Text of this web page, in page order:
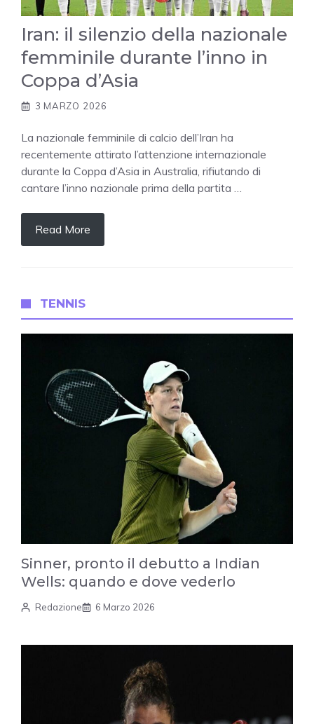
Iran: il silenzio della nazionale
femminile durante l’inno in
Coppa d’Asia
3 MARZO 2026
La nazionale femminile di calcio dell’Iran ha
recentemente attirato l’attenzione internazionale
durante la Coppa d’Asia in Australia, rifiutando di
cantare l’inno nazionale prima della partita …
Read More
TENNIS
Sinner, pronto il debutto a Indian
Wells: quando e dove vederlo
Redazione 6 Marzo 2026